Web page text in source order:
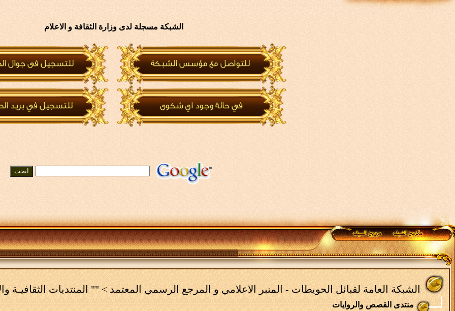
الشبكة مسجلة لدى وزارة الثقافة و الاعلام
الشبكة العامة لقبائل الحويطات - المنبر الاعلامي و المرجع الرسمي المعتمد > "" المنتديات الثقافيـة
منتدى القصص والروايات